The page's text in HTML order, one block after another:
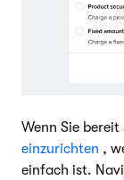
Wenn Sie bereit
einzurichten ,
einfach ist.